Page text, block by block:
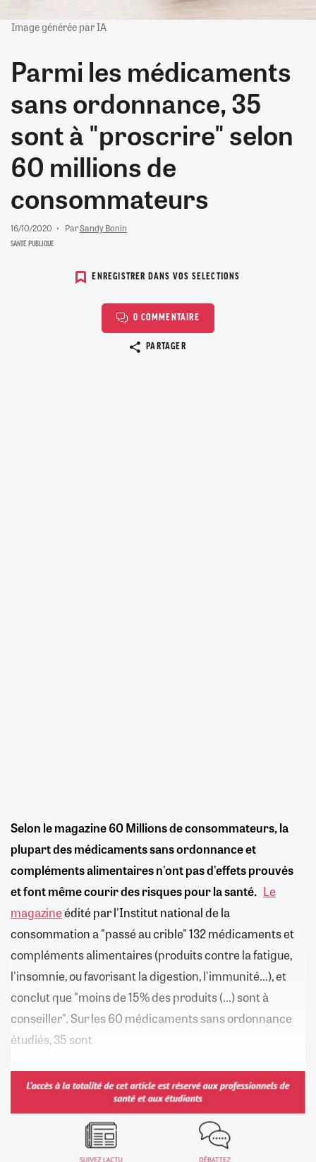
Image générée par IA
Parmi les médicaments
sans ordonnance, 35
sont à "proscrire" selon
60 millions de
consommateurs
16/10/2020 ParSandy Bonin
SANTÉ PUBLIQUE
ENREGISTRER DANS VOS SELECTIONS
0 COMMENTAIRE
PARTAGER
Selon le magazine 60 Millions de consommateurs, la
plupart des médicaments sans ordonnance et
compléments alimentaires n'ont pas d'effets prouvés
et font même courir des risques pour la santé. Le
magazineédité par l'Institut national de la
consommation a "passé au crible" 132 médicaments et
compléments alimentaires (produits contre la fatigue,
l'insomnie, ou favorisant la digestion, l'immunité...), et
conclut que "moins de 15% des produits (...) sont à
conseiller". Sur les 60 médicaments sans ordonnance
étudiés, 35 sont